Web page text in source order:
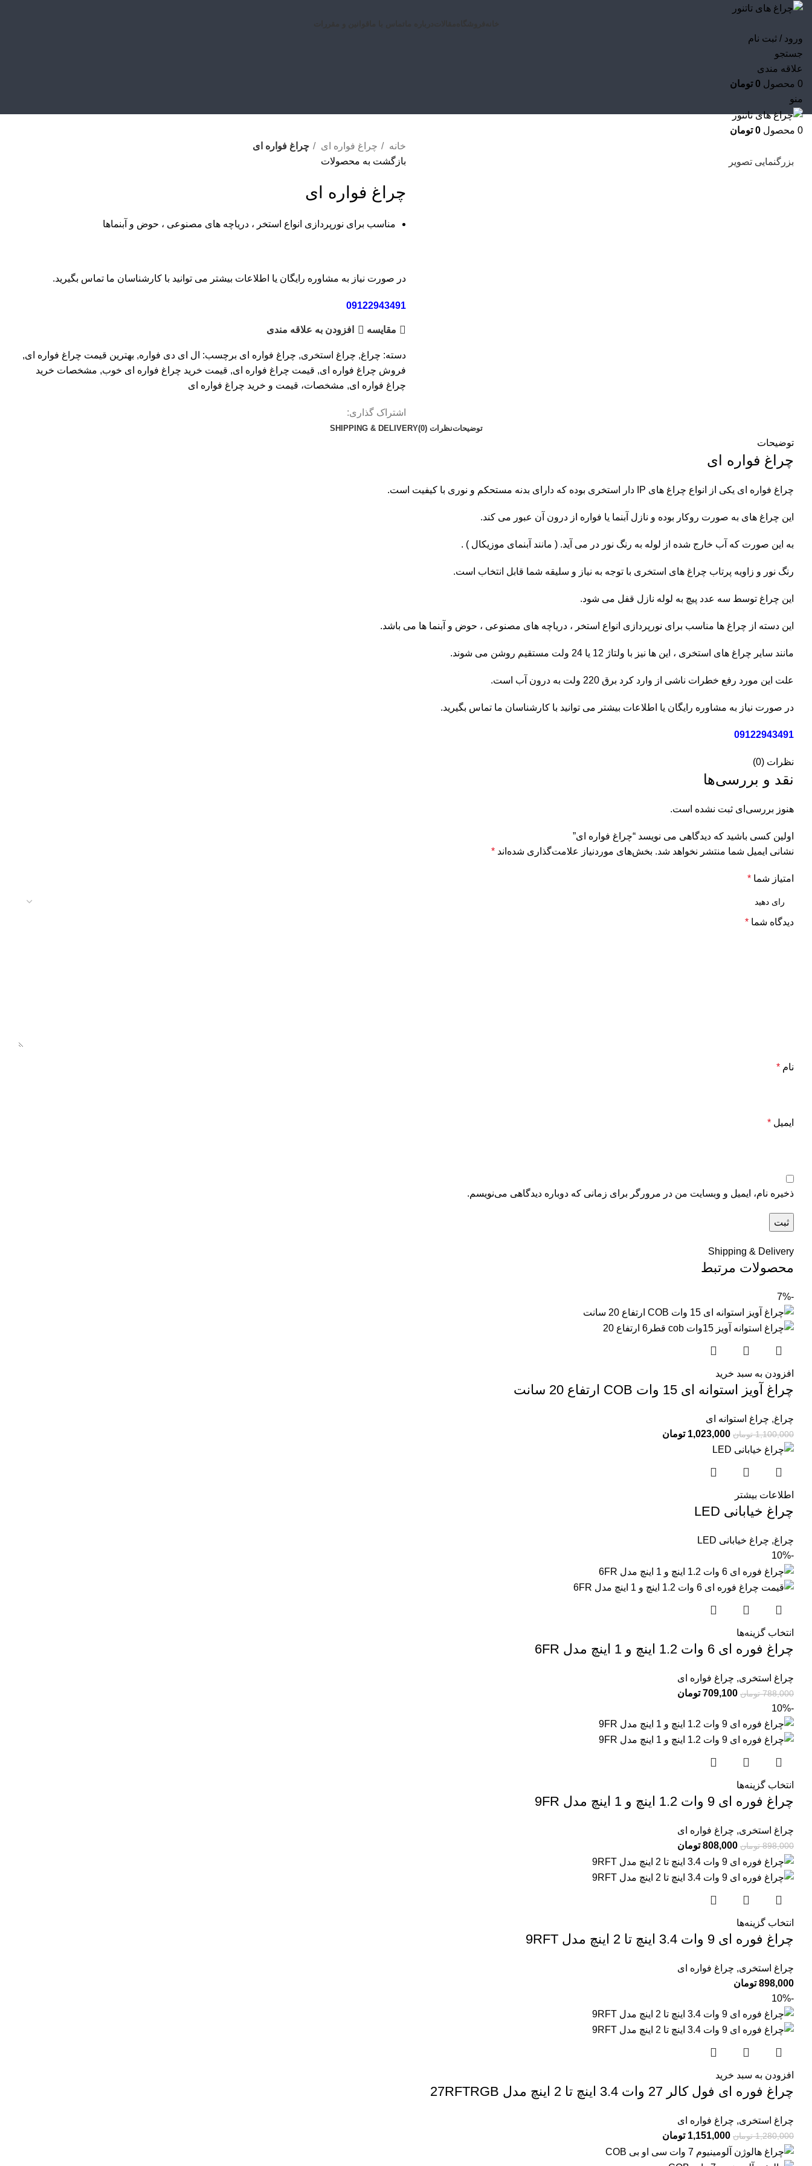
ورود / ثبت نام
جستجو
علاقه مندی
0 محصول 0 تومان
منو
0 محصول 0 تومان
بزرگنمایی تصویر
خانه چراغ فواره ای
چراغ فواره ای
بازگشت به محصولات
چراغ فواره ای
مناسب برای نورپردازی انواع استخر ، دریاچه های مصنوعی ، حوض و آبنماها
در صورت نیاز به مشاوره رایگان یا اطلاعات بیشتر می توانید با کارشناسان ما تماس بگیرید.
09122943491
مقایسه افزودن به علاقه مندی
دسته: چراغ, چراغ استخری, چراغ فواره ای برچسب: ال ای دی فواره, بهترین قیمت چراغ فواره ای,
فروش چراغ فواره ای, قیمت چراغ فواره ای, قیمت خرید چراغ فواره ای خوب, مشخصات خرید
چراغ فواره ای, مشخصات، قیمت و خرید چراغ فواره ای
اشتراک گذاری:
توضیحاتنظرات (0) SHIPPING & DELIVERY
توضیحات
چراغ فواره ای
چراغ فواره ای یکی از انواع چراغ های IP دار استخری بوده که دارای بدنه مستحکم و نوری با کیفیت است.
این چراغ های به صورت روکار بوده و نازل آبنما یا فواره از درون آن عبور می کند.
به این صورت که آب خارج شده از لوله به رنگ نور در می آید. ( مانند آبنمای موزیکال ) .
رنگ نور و زاویه پرتاب چراغ های استخری با توجه به نیاز و سلیقه شما قابل انتخاب است.
این چراغ توسط سه عدد پیچ به لوله نازل قفل می شود.
این دسته از چراغ ها مناسب برای نورپردازی انواع استخر ، دریاچه های مصنوعی ، حوض و آبنما ها می باشد.
مانند سایر چراغ های استخری ، این ها نیز با ولتاژ 12 یا 24 ولت مستقیم روشن می شوند.
علت این مورد رفع خطرات ناشی از وارد کرد برق 220 ولت به درون آب است.
در صورت نیاز به مشاوره رایگان یا اطلاعات بیشتر می توانید با کارشناسان ما تماس بگیرید.
09122943491
نظرات (0)
نقد و بررسی‌ها
هنوز بررسی‌ای ثبت نشده است.
اولین کسی باشید که دیدگاهی می نویسد “چراغ فواره ای”
نشانی ایمیل شما منتشر نخواهد شد. بخش‌های موردنیاز علامت‌گذاری شده‌اند *
امتیاز شما *
دیدگاه شما *
نام *
ایمیل *
ذخیره نام، ایمیل و وبسایت من در مرورگر برای زمانی که دوباره دیدگاهی می‌نویسم.
Shipping & Delivery
محصولات مرتبط
-7%
افزودن به سبد خرید
چراغ آویز استوانه ای 15 وات COB ارتفاع 20 سانت
چراغ, چراغ استوانه ای
1,100,000 تومان 1,023,000 تومان
اطلاعات بیشتر
چراغ خیابانی LED
چراغ, چراغ خیابانی LED
-10%
انتخاب گزینه‌ها
چراغ فوره ای 6 وات 1.2 اینچ و 1 اینچ مدل 6FR
چراغ استخری, چراغ فواره ای
788,000 تومان 709,100 تومان
-10%
انتخاب گزینه‌ها
چراغ فوره ای 9 وات 1.2 اینچ و 1 اینچ مدل 9FR
چراغ استخری, چراغ فواره ای
898,000 تومان 808,000 تومان
انتخاب گزینه‌ها
چراغ فوره ای 9 وات 3.4 اینچ تا 2 اینچ مدل 9RFT
چراغ استخری, چراغ فواره ای
898,000 تومان
-10%
افزودن به سبد خرید
چراغ فوره ای فول کالر 27 وات 3.4 اینچ تا 2 اینچ مدل 27RFTRGB
چراغ استخری, چراغ فواره ای
1,280,000 تومان 1,151,000 تومان